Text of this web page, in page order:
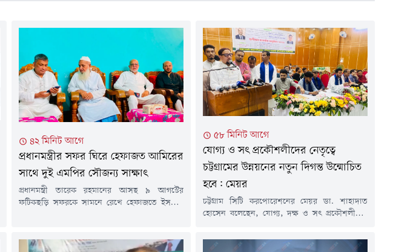
৪২ মিনিট আগে
প্রধানমন্ত্রীর সফর ঘিরে হেফাজত আমিরের
সাথে দুই এমপির সৌজন্য সাক্ষাৎ
প্রধানমন্ত্রী তারেক রহমানের আসছ ৯ আগস্টের
ফটিকছড়ি সফরকে সামনে রেখে হেফাজতে ইসলাম
সদস্য গিয়াস উদ্দীন কাদের চৌধুরী ও ফটিকছড়ির
৫৮ মিনিট আগে
যোগ্য ও সৎ প্রকৌশলীদের নেতৃত্বে
চট্টগ্রামের উন্নয়নের নতুন দিগন্ত উন্মোচিত
হবে: মেয়র
চট্টগ্রাম সিটি করপোরেশনের মেয়র ডা. শাহাদাত
হোসেন বলেছেন, যোগ্য, দক্ষ ও সৎ প্রকৌশলীদের
হবে। প্রকৌশলীরা শুধু অবকাঠামো নির্মাণ করেন না,
একটি আধুনিক, নিরাপদ ও টেকসই নগর গড়ে তোলার